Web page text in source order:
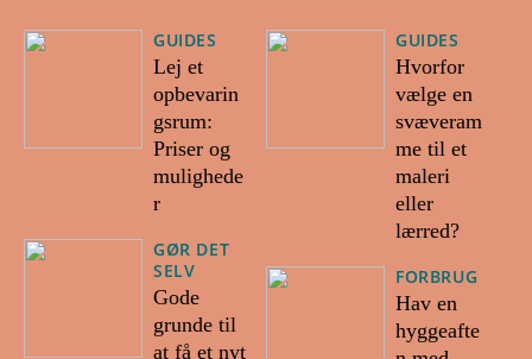
GUIDES
Lej et
opbevarin
gsrum:
Priser og
mulighede
r
GØR DET
SELV
Gode
grunde til
at få et nyt
GUIDES
Hvorfor
vælge en
svæveram
me til et
maleri
eller
lærred?
FORBRUG
Hav en
hyggeafte